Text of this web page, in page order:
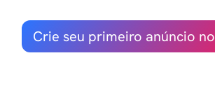
Crie seu primeiro anúncio